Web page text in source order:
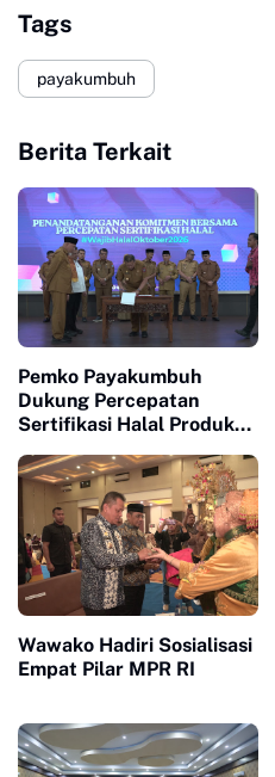
Tags
payakumbuh
Berita Terkait
Pemko Payakumbuh
Dukung Percepatan
Sertifikasi Halal Produk
Wawako Hadiri Sosialisasi
Empat Pilar MPR RI